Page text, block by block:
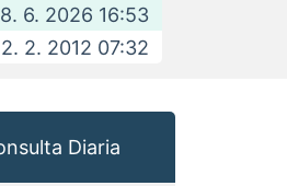
6. 2026 16:53
2. 2012 07:32
Diaria